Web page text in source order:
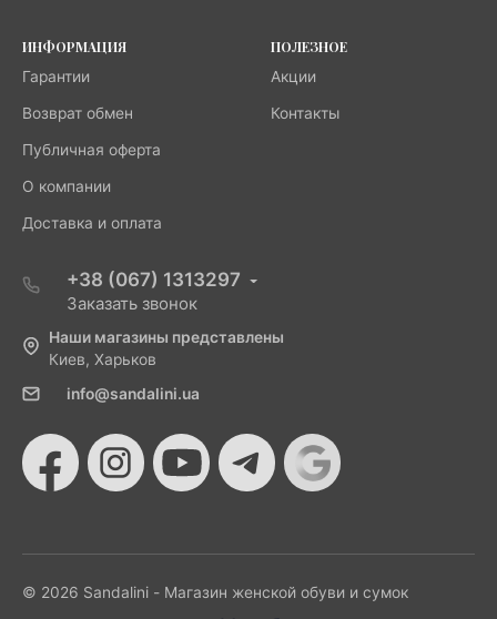
ИНФОРМАЦИЯ
Гарантии
Возврат обмен
Публичная оферта
О компании
Доставка и оплата
ПОЛЕЗНОЕ
Акции
Контакты
+38 (067) 1313297
Заказать звонок
Наши магазины представлены
Киев, Харьков
info@sandalini.ua
© 2026 Sandalini - Магазин женской обуви и сумок